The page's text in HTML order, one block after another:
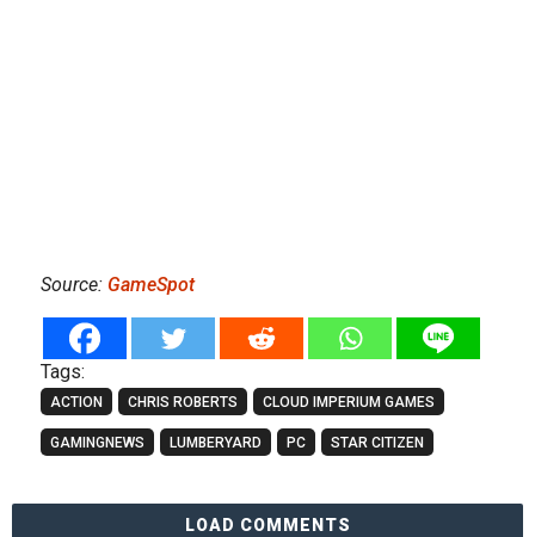
Source: GameSpot
Tags:
ACTION CHRIS ROBERTS CLOUD IMPERIUM GAMES
GAMINGNEWS LUMBERYARD PC STAR CITIZEN
LOAD COMMENTS